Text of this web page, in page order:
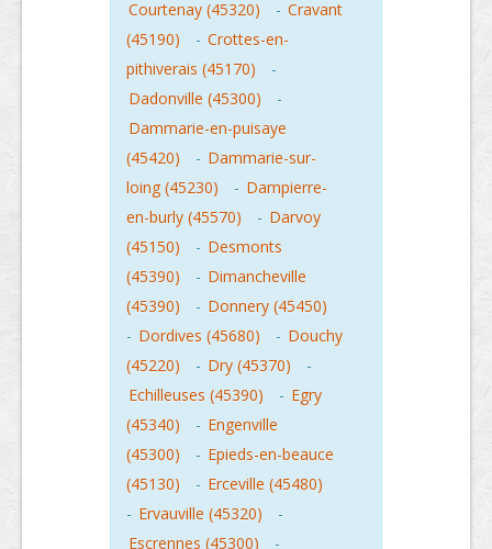
Courtenay (45320)
- Cravant
(45190)
- Crottes-en-
pithiverais (45170)
-
Dadonville (45300)
-
Dammarie-en-puisaye
(45420)
- Dammarie-sur-
loing (45230)
- Dampierre-
en-burly (45570)
- Darvoy
(45150)
- Desmonts
(45390)
- Dimancheville
(45390)
- Donnery (45450)
- Dordives (45680) - Douchy
(45220)
- Dry (45370)
-
Echilleuses (45390)
- Egry
(45340)
- Engenville
(45300)
- Epieds-en-beauce
(45130)
- Erceville (45480)
- Ervauville (45320)
-
Escrennes (45300)
-